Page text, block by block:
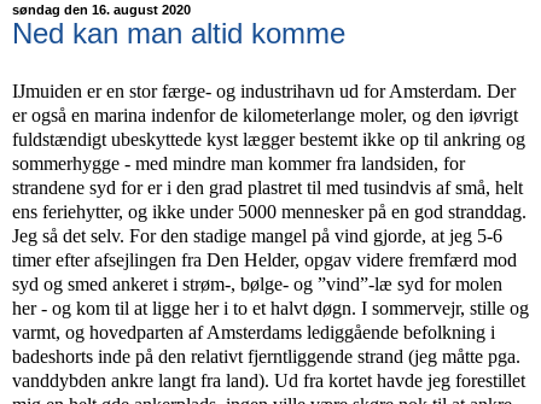
søndag den 16. august 2020
Ned kan man altid komme
IJmuiden er en stor færge- og industrihavn ud for Amsterdam. Der
er også en marina indenfor de kilometerlange moler, og den iøvrigt
fuldstændigt ubeskyttede kyst lægger bestemt ikke op til ankring og
sommerhygge - med mindre man kommer fra landsiden, for
strandene syd for er i den grad plastret til med tusindvis af små, helt
ens feriehytter, og ikke under 5000 mennesker på en god stranddag.
Jeg så det selv. For den stadige mangel på vind gjorde, at jeg 5-6
timer efter afsejlingen fra Den Helder, opgav videre fremfærd mod
syd og smed ankeret i strøm-, bølge- og ”vind”-læ syd for molen
her - og kom til at ligge her i to et halvt døgn. I sommervejr, stille og
varmt, og hovedparten af Amsterdams lediggående befolkning i
badeshorts inde på den relativt fjerntliggende strand (jeg måtte pga.
vanddybden ankre langt fra land). Ud fra kortet havde jeg forestillet